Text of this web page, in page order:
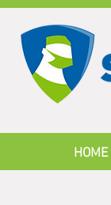
HOME